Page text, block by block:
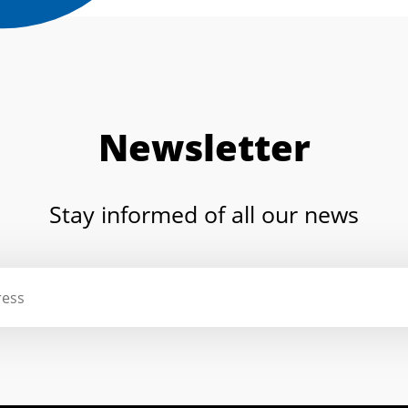
Newsletter
Stay informed of all our news